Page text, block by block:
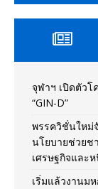
จุฬาฯ เปิดตัว
“GIN-D”
พรรควิชั่นใหม่
นโยบายช่วยช
เศรษฐกิจและ
เริ่มแล้วงานม